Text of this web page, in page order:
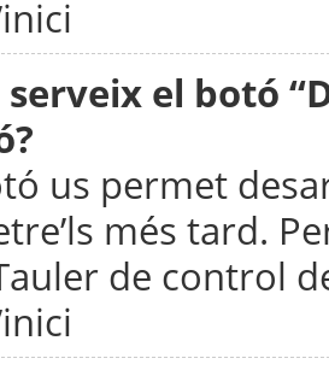
serveix el botó
us permet
més tard.
de control